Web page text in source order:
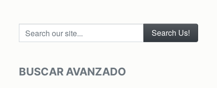
Search our site...
BUSCAR AVANZADO